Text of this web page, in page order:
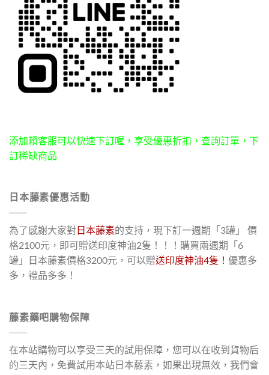
添加賴客服可以快速下訂喔，享受優惠折扣，查詢訂單，下
訂稀缺商品
日本藤素優惠活動
為了感謝大家對 日本藤素的支持，現下訂一週期「3罐」 價
格2100元，即可贈送印度神油2隻！！！購買兩週期「6
罐」日本藤素價格3200元，可以贈送印度神油4隻！ 優惠多
多，禮品多多！
藤素藥吧購物保障
在本站購物可以享受三天的試用保障，您可以在收到貨物后
的三天內，免費試用本站日本藤素，如果出現無效，我們會